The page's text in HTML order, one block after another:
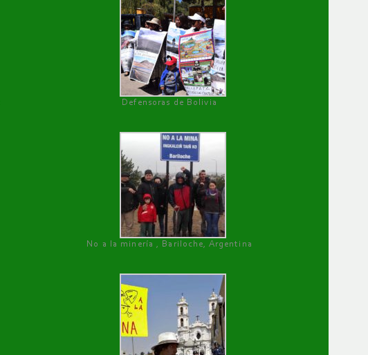
Defensoras de Bolivia
No a la minería , Bariloche, Argentina